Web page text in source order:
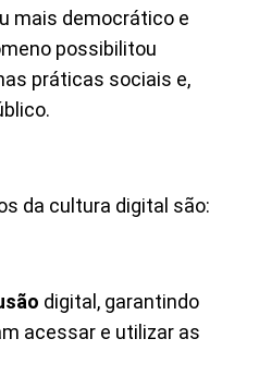
mais democrático e
possibilitou
práticas sociais e,
da cultura digital são:
digital, garantindo
acessar e utilizar as